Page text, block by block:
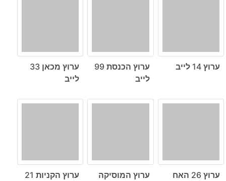
ערוץ 14 לייב
ערוץ הכנסת 99
לייב
ערוץ מכאן 33
לייב
ערוץ 26 האח
ערוץ המוסיקה
ערוץ הקניות 21